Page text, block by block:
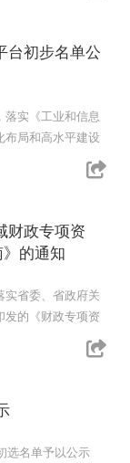
台初步名单公
落实《工业和信息
局和高水平建设
财政专项资
的通知
省委、省政府关
的《财政专项资
选名单予以公示